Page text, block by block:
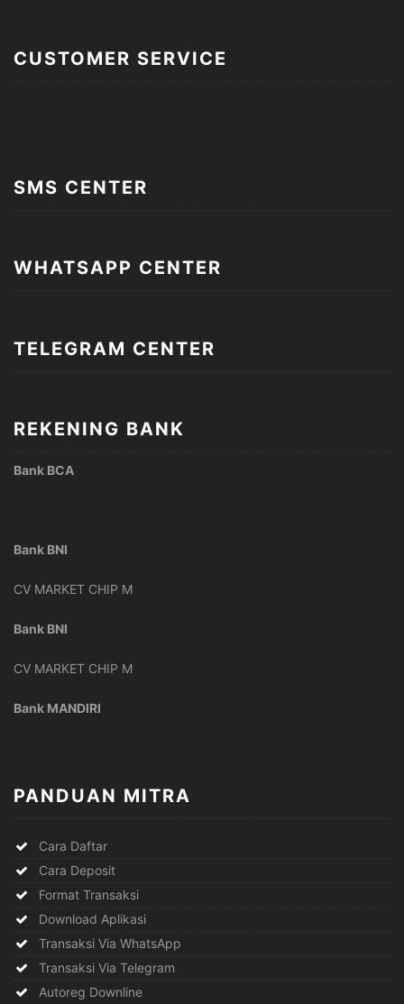
CUSTOMER SERVICE
SMS CENTER
WHATSAPP CENTER
TELEGRAM CENTER
REKENING BANK
Bank BCA
Bank BNI
CV MARKET CHIP M
Bank BNI
CV MARKET CHIP M
Bank MANDIRI
PANDUAN MITRA
Cara Daftar
Cara Deposit
Format Transaksi
Download Aplikasi
Transaksi Via WhatsApp
Transaksi Via Telegram
Autoreg Downline